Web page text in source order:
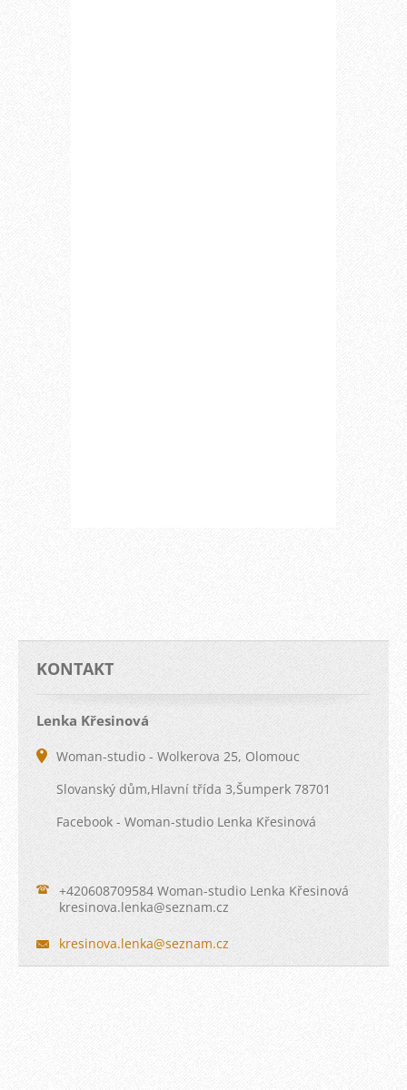
KONTAKT
Lenka Křesinová
Woman-studio - Wolkerova 25, Olomouc
Slovanský dům,Hlavní třída 3,Šumperk 78701
Facebook - Woman-studio Lenka Křesinová
+420608709584 Woman-studio Lenka Křesinová
kresinova.lenka@seznam.cz
kresinova.lenka@seznam.cz